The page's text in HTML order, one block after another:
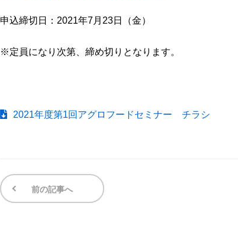
申込締切日：2021年7月23日（金）
※定員になり次第、締め切りとなります。
2021年度第1回アグロフードセミナー チラシ
前の記事へ